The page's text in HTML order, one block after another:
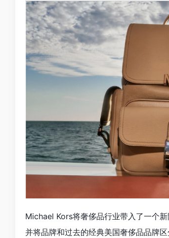
Michael Kors将奢侈品行业带入了一个
并将品牌和过去的经典美国奢侈品品牌